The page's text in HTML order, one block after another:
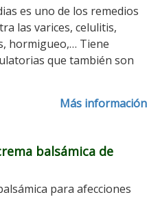
es uno de los remedios
las varices, celulitis,
hormigueo,… Tiene
que también son
Más información
balsámica de
para afecciones